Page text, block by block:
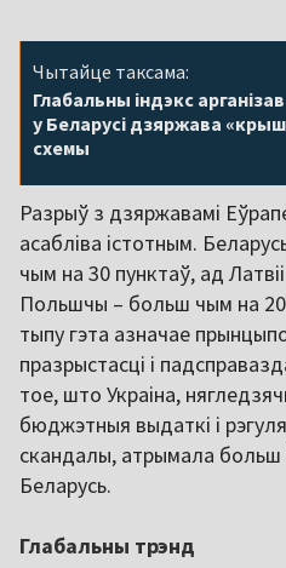
Чытайце таксама:
Глабальны індэкс
у Беларусі дзяржава
схемы
Разрыў з дзяржавамі
асабліва істотным.
чым на 30 пунктаў, ад
Польшчы – больш чым на
тыпу гэта азначае
празрыстасці і
тое, што Украіна,
бюджэтныя выдаткі і
скандалы, атрымала больш
Беларусь.
Глабальны трэнд